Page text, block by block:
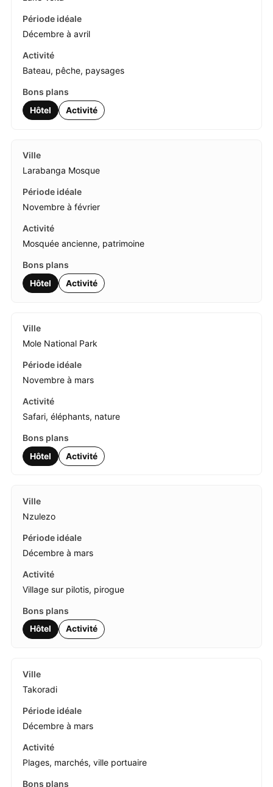
Décembre à avril
Bateau, pêche, paysages
Hôtel Activité
Larabanga Mosque
Novembre à février
Mosquée ancienne, patrimoine
Hôtel Activité
Mole National Park
Novembre à mars
Safari, éléphants, nature
Hôtel Activité
Nzulezo
Décembre à mars
Village sur pilotis, pirogue
Hôtel Activité
Takoradi
Décembre à mars
Plages, marchés, ville portuaire